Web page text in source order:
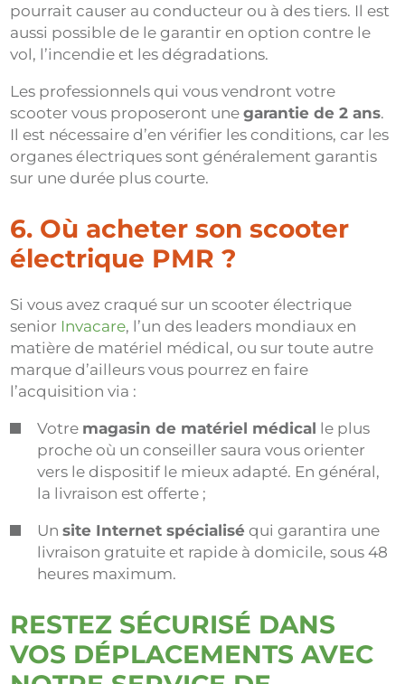
pourrait causer au conducteur ou à des tiers. Il est
aussi possible de le garantir en option contre le
vol, l’incendie et les dégradations.
Les professionnels qui vous vendront votre
scooter vous proposeront unegarantie de 2 ans.
Il est nécessaire d’en vérifier les conditions, car les
organes électriques sont généralement garantis
sur une durée plus courte.
6. Où acheter son scooter
électrique PMR ?
Si vous avez craqué sur un scooter électrique
senior Invacare, l’un des leaders mondiaux en
matière de matériel médical, ou sur toute autre
marque d’ailleurs vous pourrez en faire
l’acquisition via :
Votre magasin de matériel médical le plus
proche où un conseiller saura vous orienter
vers le dispositif le mieux adapté. En général,
la livraison est offerte ;
Unsite Internet spécialisé qui garantira une
livraison gratuite et rapide à domicile, sous 48
heures maximum.
RESTEZ SÉCURISÉ DANS
VOS DÉPLACEMENTS AVEC